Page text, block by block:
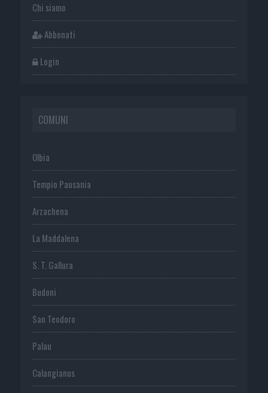
Chi siamo
Abbonati
Login
COMUNI
Olbia
Tempio Pausania
Arzachena
La Maddalena
S. T. Gallura
Budoni
San Teodoro
Palau
Calangianus